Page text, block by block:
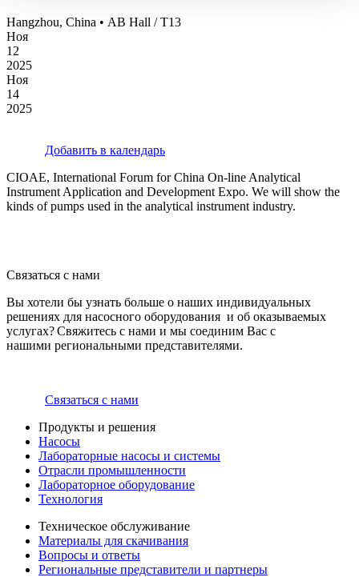
Hangzhou, China • AB Hall / T13
Ноя
12
2025
Ноя
14
2025
Добавить в календарь
CIOAE, International Forum for China On-line Analytical
Instrument Application and Development Expo. We will show the
kinds of pumps used in the analytical instrument industry.
Связаться с нами
Вы хотели бы узнать больше о наших индивидуальных
решениях для насосного оборудования и об оказываемых
услугах? Свяжитесь с нами и мы соединим Вас с
нашими региональными представителями.
Связаться с нами
Продукты и решения
Насосы
Лабораторные насосы и системы
Отрасли промышленности
Лабораторное оборудование
Технология
Техническое обслуживание
Материалы для скачивания
Вопросы и ответы
Региональные представители и партнеры